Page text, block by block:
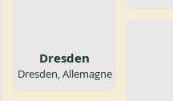
Dresden
Dresden, Allemagne